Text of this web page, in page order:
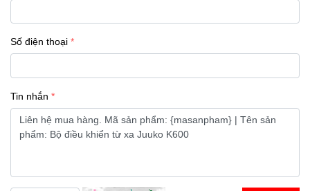
Số điện thoại
Tin nhắn